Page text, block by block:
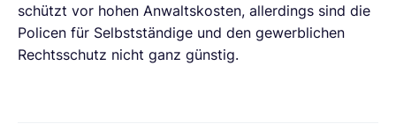
schützt vor hohen Anwaltskosten, allerdings sind die
Policen für Selbstständige und den gewerblichen
Rechtsschutz nicht ganz günstig.